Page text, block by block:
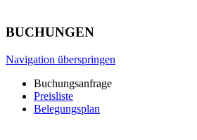
BUCHUNGEN
Navigation überspringen
Buchungsanfrage
Preisliste
Belegungsplan